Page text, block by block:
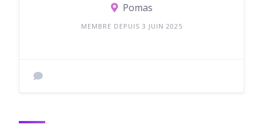
Pomas
MEMBRE DEPUIS 3 JUIN 2025